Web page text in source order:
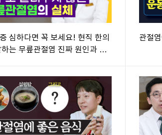
심하다면 꼭 보세요! 현직 한의
는 무릎관절염 진짜 원인과 치
관절